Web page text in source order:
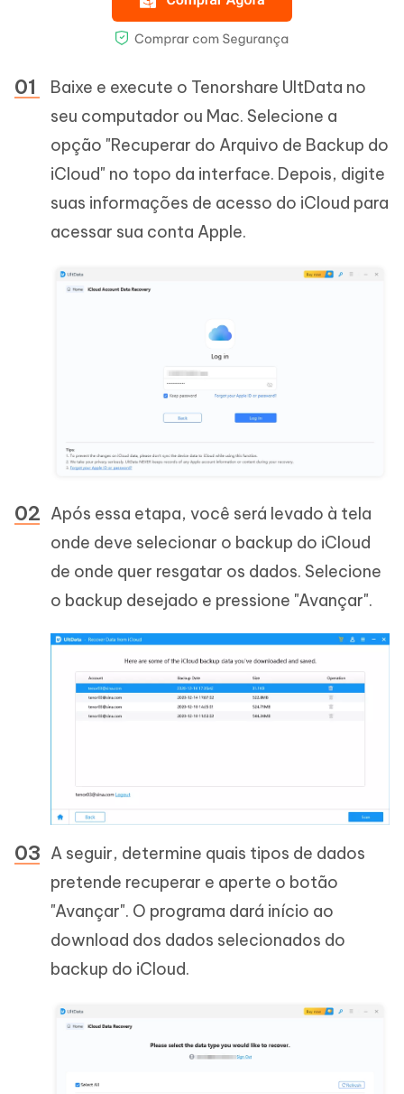
Baixe e execute o Tenorshare UltData no
seu computador ou Mac. Selecione a
opção "Recuperar do Arquivo de Backup do
iCloud" no topo da interface. Depois, digite
suas informações de acesso do iCloud para
acessar sua conta Apple.
Após essa etapa, você será levado à tela
onde deve selecionar o backup do iCloud
de onde quer resgatar os dados. Selecione
o backup desejado e pressione "Avançar".
A seguir, determine quais tipos de dados
pretende recuperar e aperte o botão
"Avançar". O programa dará início ao
download dos dados selecionados do
backup do iCloud.